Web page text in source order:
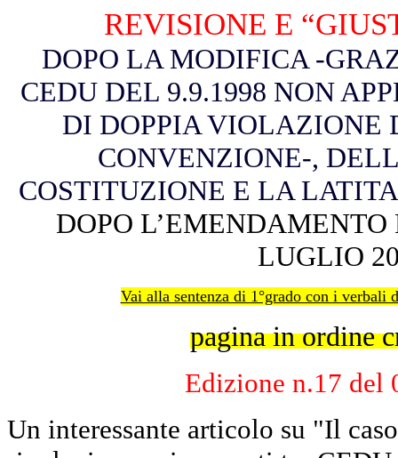
REVISIONE E
DOPO LA MODIFICA -
CEDU DEL 9.9.1998 NON
DI DOPPIA VIOLAZIONE
CONVENZIONE-,
COSTITUZIONE E LA
DOPO
LUGLIO
Vai alla sentenza di 1°grado con i verbali
pagina in ordine
Edizione n.17 del
Un interessante articolo su "Il